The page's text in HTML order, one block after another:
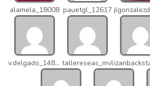
alamela_18008 pauetgl_12617
v.delgado_14821 tallereseas_mvl